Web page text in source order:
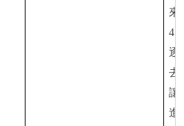
來
4.
逐
去
讓
進